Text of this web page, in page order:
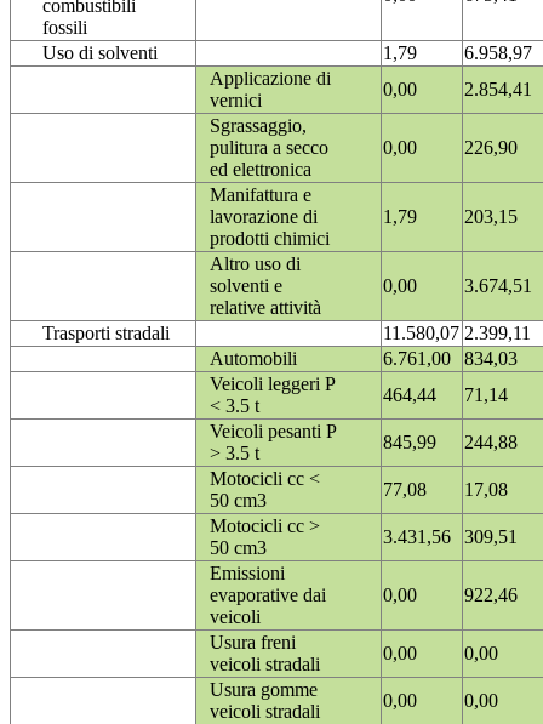
combustibili
fossili
Uso di solventi 1,79
6.958,97
Applicazione di
vernici
0,00
2.854,41
Sgrassaggio,
pulitura a secco
ed elettronica
0,00 226,90
Manifattura e
lavorazione di
prodotti chimici
1,79 203,15
Altro uso di
solventi e
relative attività
0,00 3.674,51
Trasporti stradali 11.580,07 2.399,11
Automobili
6.761,00
834,03
Veicoli leggeri P
< 3.5 t
464,44
71,14
Veicoli pesanti P
> 3.5 t
845,99
244,88
Motocicli cc <
50 cm3
77,08
17,08
Motocicli cc >
50 cm3
3.431,56
309,51
Emissioni
evaporative dai
veicoli
0,00 922,46
Usura freni
veicoli stradali
0,00
0,00
Usura gomme
veicoli stradali
0,00
0,00